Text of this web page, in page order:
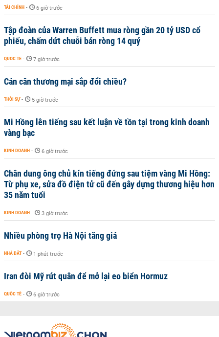
TÀI CHÍNH - 6 giờ trước
Tập đoàn của Warren Buffett mua ròng gần 20 tỷ USD cổ
phiếu, chấm dứt chuỗi bán ròng 14 quý
QUỐC TẾ - 7 giờ trước
Cán cân thương mại sắp đổi chiều?
THỜI SỰ - 5 giờ trước
Mi Hồng lên tiếng sau kết luận về tồn tại trong kinh doanh
vàng bạc
KINH DOANH - 6 giờ trước
Chân dung ông chủ kín tiếng đứng sau tiệm vàng Mi Hồng:
Từ phụ xe, sửa đồ điện tử cũ đến gây dựng thương hiệu hơn
35 năm tuổi
KINH DOANH - 3 giờ trước
Nhiều phòng trọ Hà Nội tăng giá
NHÀ ĐẤT - 1 phút trước
Iran đòi Mỹ rút quân để mở lại eo biển Hormuz
QUỐC TẾ - 6 giờ trước